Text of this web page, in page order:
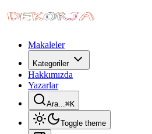
Makaleler
Kategoriler
Hakkımızda
Yazarlar
Ara...⌘K
Toggle theme